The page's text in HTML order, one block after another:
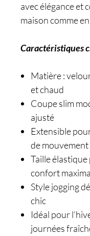
avec élégance et
maison comme
Caractéristiques
Matière :
et chaud
Coupe slim
ajusté
Extensible
de
Taille
confort
Style jogging
chic
Idéal pour
journées